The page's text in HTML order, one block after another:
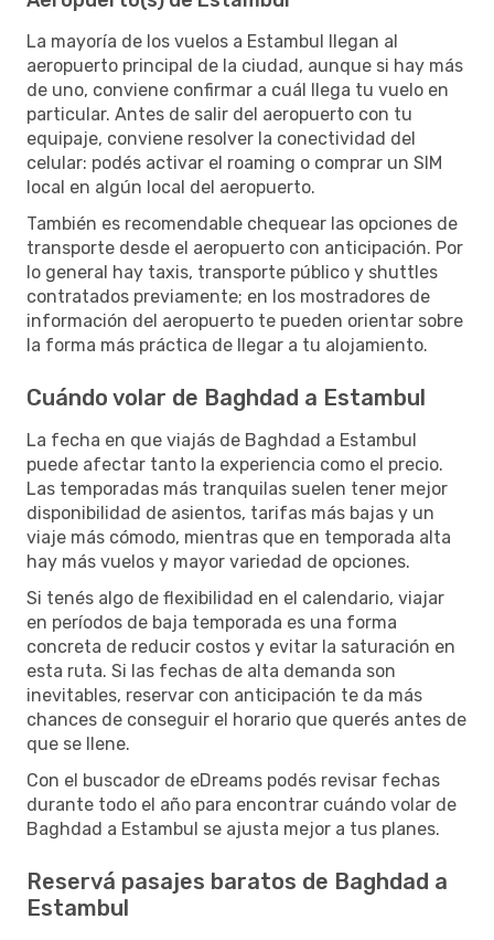
La mayoría de los vuelos a Estambul llegan al
aeropuerto principal de la ciudad, aunque si hay más
de uno, conviene confirmar a cuál llega tu vuelo en
particular. Antes de salir del aeropuerto con tu
equipaje, conviene resolver la conectividad del
celular: podés activar el roaming o comprar un SIM
local en algún local del aeropuerto.
También es recomendable chequear las opciones de
transporte desde el aeropuerto con anticipación. Por
lo general hay taxis, transporte público y shuttles
contratados previamente; en los mostradores de
información del aeropuerto te pueden orientar sobre
la forma más práctica de llegar a tu alojamiento.
Cuándo volar de Baghdad a Estambul
La fecha en que viajás de Baghdad a Estambul
puede afectar tanto la experiencia como el precio.
Las temporadas más tranquilas suelen tener mejor
disponibilidad de asientos, tarifas más bajas y un
viaje más cómodo, mientras que en temporada alta
hay más vuelos y mayor variedad de opciones.
Si tenés algo de flexibilidad en el calendario, viajar
en períodos de baja temporada es una forma
concreta de reducir costos y evitar la saturación en
esta ruta. Si las fechas de alta demanda son
inevitables, reservar con anticipación te da más
chances de conseguir el horario que querés antes de
que se llene.
Con el buscador de eDreams podés revisar fechas
durante todo el año para encontrar cuándo volar de
Baghdad a Estambul se ajusta mejor a tus planes.
Reservá pasajes baratos de Baghdad a
Estambul